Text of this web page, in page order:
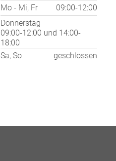
Mo - Mi, Fr
09:00-12:00
Donnerstag
09:00-12:00 und 14:00-
18:00
Sa, So
geschlossen